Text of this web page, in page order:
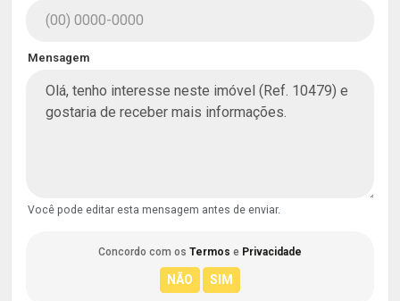
Mensagem
Você pode editar esta mensagem antes de enviar.
Concordo com os Termos e Privacidade